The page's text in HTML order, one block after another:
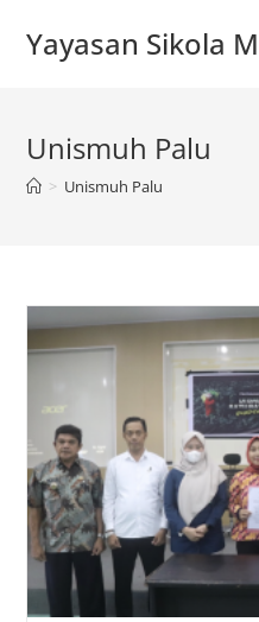
Yayasan Sikola
Unismuh Palu
> Unismuh Palu